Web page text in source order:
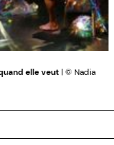
elle veut| © Nadia